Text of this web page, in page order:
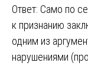
Ответ: Само по
к признанию
одним из
нарушениями